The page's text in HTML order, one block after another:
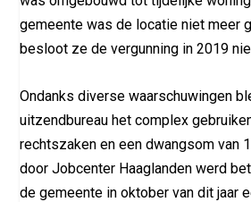
gemeente was de locatie niet meer
besloot ze de vergunning in 2019
Ondanks diverse waarschuwingen
uitzendbureau het complex
rechtszaken en een dwangsom van
door Jobcenter Haaglanden werd
de gemeente in oktober van dit jaar